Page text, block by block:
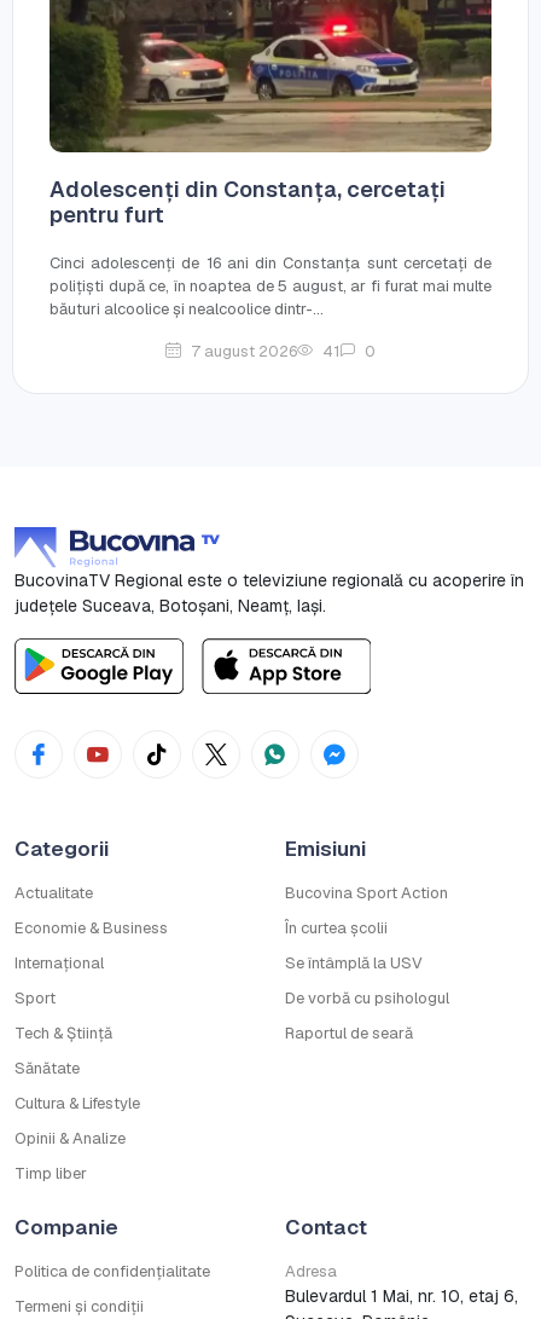
Adolescenți din Constanța, cercetați
pentru furt
Cinci adolescenți de 16 ani din Constanța sunt cercetați de
polițiști după ce, în noaptea de 5 august, ar fi furat mai multe
băuturi alcoolice și nealcoolice dintr-...
7 august 2026 41 0
BucovinaTV Regional este o televiziune regională cu acoperire în
județele Suceava, Botoşani, Neamț, Iași.
Categorii
Actualitate
Economie & Business
Internațional
Sport
Tech & Știință
Sănătate
Cultura & Lifestyle
Opinii & Analize
Timp liber
Emisiuni
Bucovina Sport Action
În curtea școlii
Se întâmplă la USV
De vorbă cu psihologul
Raportul de seară
Companie
Politica de confidențialitate
Termeni și condiții
Contact
Adresa
Bulevardul 1 Mai, nr. 10, etaj 6,